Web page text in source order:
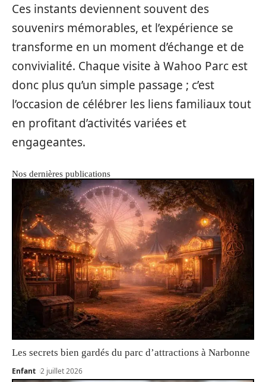
Ces instants deviennent souvent des
souvenirs mémorables, et l’expérience se
transforme en un moment d’échange et de
convivialité. Chaque visite à Wahoo Parc est
donc plus qu’un simple passage ; c’est
l’occasion de célébrer les liens familiaux tout
en profitant d’activités variées et
engageantes.
Nos dernières publications
Les secrets bien gardés du parc d’attractions à Narbonne
Enfant 2 juillet 2026